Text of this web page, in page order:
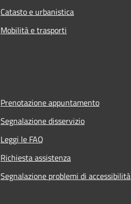
Catasto e urbanistica
Mobilità e trasporti
Prenotazione appuntamento
Segnalazione disservizio
Leggi le FAQ
Richiesta assistenza
Segnalazione problemi di accessibilità